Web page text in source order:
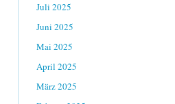
Juli 2025
Juni 2025
Mai 2025
April 2025
März 2025